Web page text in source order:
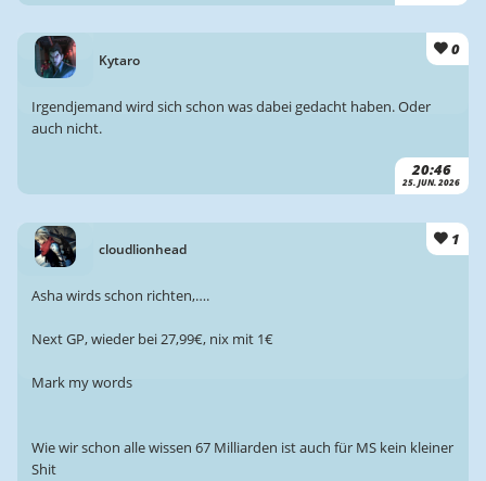
Kytaro
0
20:46
25. JUN. 2026
Irgendjemand wird sich schon was dabei gedacht haben. Oder
auch nicht.
cloudlionhead
1
Asha wirds schon richten,….
Next GP, wieder bei 27,99€, nix mit 1€
Mark my words
Wie wir schon alle wissen 67 Milliarden ist auch für MS kein kleiner
Shit